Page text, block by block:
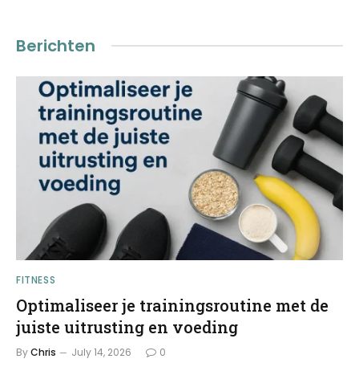
Berichten
FITNESS
Optimaliseer je trainingsroutine met de
juiste uitrusting en voeding
ByChris July 14, 2026 0